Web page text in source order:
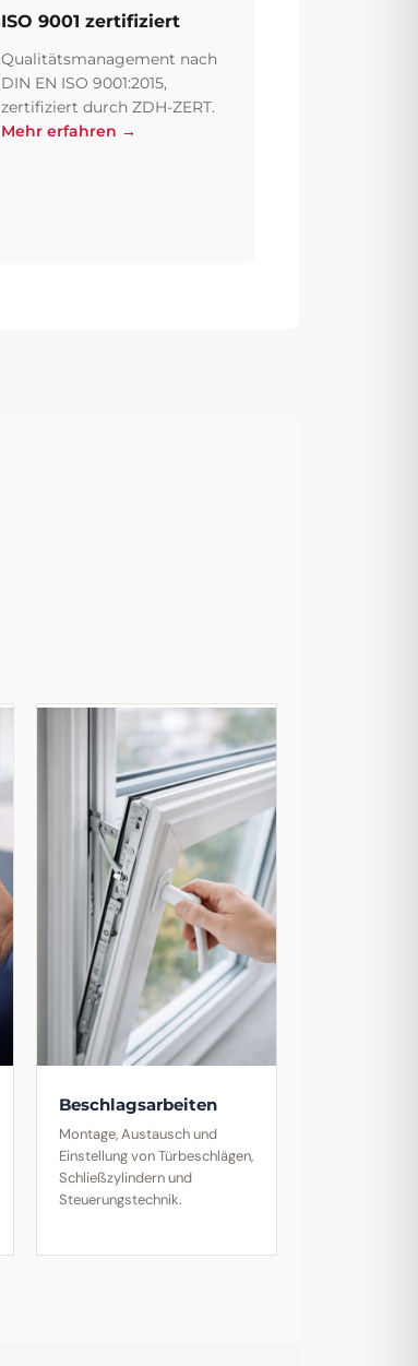
ISO 9001 zertifiziert
Qualitätsmanagement nach
DIN EN ISO 9001:2015,
zertifiziert durch ZDH-ZERT.
Mehr erfahren →
Beschlagsarbeiten
Montage, Austausch und
Einstellung von Türbeschlägen,
Schließzylindern und
Steuerungstechnik.